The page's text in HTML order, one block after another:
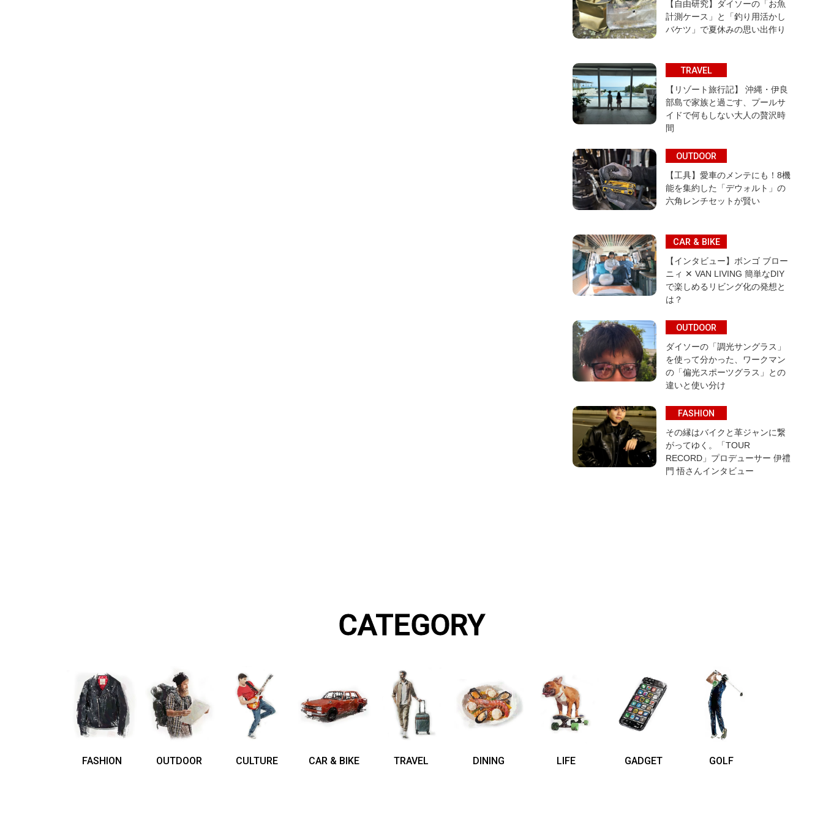
【自由研究】ダイソーの「お魚
計測ケース」と「釣り用活かし
バケツ」で夏休みの思い出作り
TRAVEL
【リゾート旅行記】 沖縄・伊良
部島で家族と過ごす、プールサ
イドで何もしない大人の贅沢時
間
OUTDOOR
【工具】愛車のメンテにも！8機
能を集約した「デウォルト」の
六角レンチセットが賢い
CAR & BIKE
【インタビュー】ボンゴ ブロー
ニィ ✕ VAN LIVING 簡単なDIY
で楽しめるリビング化の発想と
は？
OUTDOOR
ダイソーの「調光サングラス」
を使って分かった、ワークマン
の「偏光スポーツグラス」との
違いと使い分け
FASHION
その縁はバイクと革ジャンに繋
がってゆく。「TOUR
RECORD」プロデューサー 伊禮
門 悟さんインタビュー
CATEGORY
FASHION OUTDOOR CULTURE CAR & BIKE TRAVEL DINING LIFE GADGET GOLF